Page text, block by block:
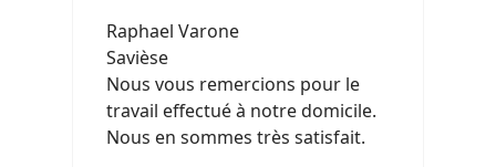
Raphael Varone
Savièse
Nous vous remercions pour le
travail effectué à notre domicile.
Nous en sommes très satisfait.